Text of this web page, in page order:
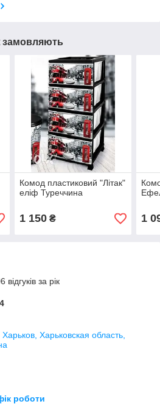
замовляють
Комод пластиковий "Літак"
еліф Туреччина
1 150₴ 1
за рік
Харьковская область,
роботи